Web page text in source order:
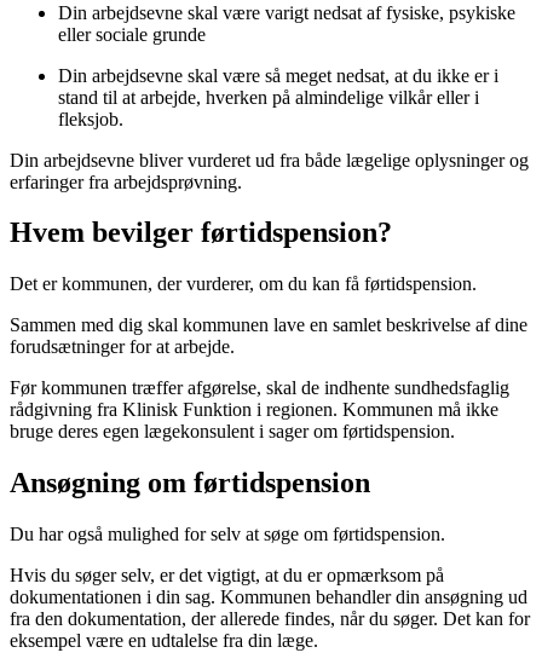
Din arbejdsevne skal være varigt nedsat af fysiske, psykiske
eller sociale grunde
Din arbejdsevne skal være så meget nedsat, at du ikke er i
stand til at arbejde, hverken på almindelige vilkår eller i
fleksjob.
Din arbejdsevne bliver vurderet ud fra både lægelige oplysninger og
erfaringer fra arbejdsprøvning.
Hvem bevilger førtidspension?
Det er kommunen, der vurderer, om du kan få førtidspension.
Sammen med dig skal kommunen lave en samlet beskrivelse af dine
forudsætninger for at arbejde.
Før kommunen træffer afgørelse, skal de indhente sundhedsfaglig
rådgivning fra Klinisk Funktion i regionen. Kommunen må ikke
bruge deres egen lægekonsulent i sager om førtidspension.
Ansøgning om førtidspension
Du har også mulighed for selv at søge om førtidspension.
Hvis du søger selv, er det vigtigt, at du er opmærksom på
dokumentationen i din sag. Kommunen behandler din ansøgning ud
fra den dokumentation, der allerede findes, når du søger. Det kan for
eksempel være en udtalelse fra din læge.